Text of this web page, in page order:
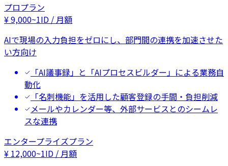
プロプラン
¥9,000~1ID / 月額
AIで現場の入力負担をゼロにし、部門間の連携を加速させた
い方向け
「AI議事録」と「AIプロセスビルダー」による業務自
動化
「名刺機能」を活用した顧客登録の手間・負担削減
メールやカレンダー等、外部サービスとのシームレ
スな連携
エンタープライズプラン
¥ 12,000~1ID / 月額